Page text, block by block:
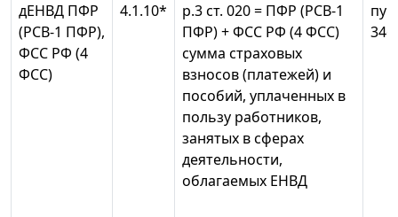
дЕНВД ПФР
(РСВ-1 ПФР),
ФСС РФ (4
ФСС)
4.1.10*
р.3 ст. 020 = ПФР (РСВ-1
ПФР) + ФСС РФ (4 ФСС)
сумма страховых
взносов (платежей) и
пособий, уплаченных в
пользу работников,
занятых в сферах
деятельности,
облагаемых ЕНВД